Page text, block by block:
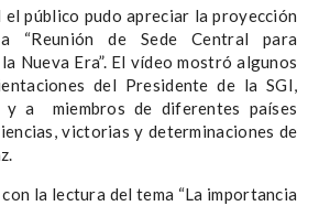
el público pudo apreciar la proyección
“Reunión de Sede Central para
Nueva Era”. El vídeo mostró algunos
del Presidente de la SGI,
a miembros de diferentes países
victorias y determinaciones de
la lectura del tema “La importancia